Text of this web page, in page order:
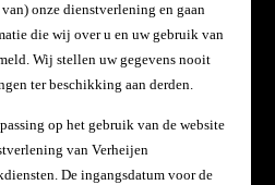
onze dienstverlening en gaan
die wij over u en uw gebruik van
Wij stellen uw gegevens nooit
ter beschikking aan derden.
op het gebruik van de website
van Verheijen
De ingangsdatum voor de